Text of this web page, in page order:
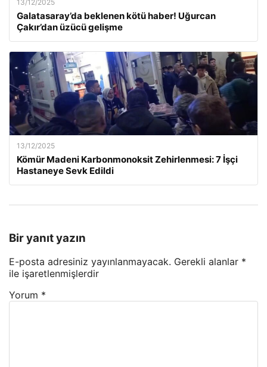
13/12/2025
Galatasaray’da beklenen kötü haber! Uğurcan
Çakır’dan üzücü gelişme
13/12/2025
Kömür Madeni Karbonmonoksit Zehirlenmesi: 7 İşçi
Hastaneye Sevk Edildi
Bir yanıt yazın
E-posta adresiniz yayınlanmayacak. Gerekli alanlar *
ile işaretlenmişlerdir
Yorum *